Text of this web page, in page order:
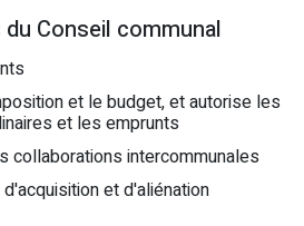
Conseil communal
et le budget, et autorise les
et les emprunts
collaborations intercommunales
et d'aliénation